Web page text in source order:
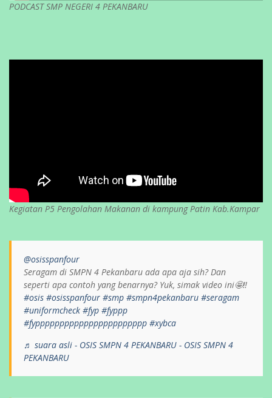
PODCAST SMP NEGERI 4 PEKANBARU
Kegiatan P5 Pengolahan Makanan di kampung Patin Kab.Kampar
@osisspanfour
Seragam di SMPN 4 Pekanbaru ada apa aja sih? Dan
seperti apa contoh yang benarnya? Yuk, simak video ini🤩‼️
#osis #osisspanfour #smp #smpn4pekanbaru #seragam
#uniformcheck #fyp #fyppp
#fyppppppppppppppppppppppp #xybca
♬ suara asli - OSIS SMPN 4 PEKANBARU - OSIS SMPN 4
PEKANBARU